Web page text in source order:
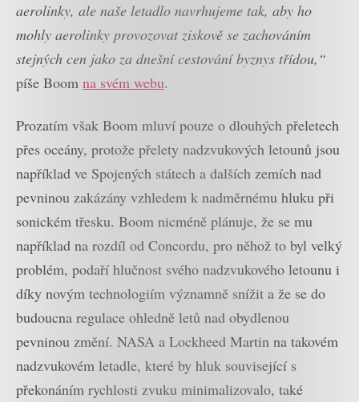
aerolinky, ale naše letadlo navrhujeme tak, aby ho
mohly aerolinky provozovat ziskově se zachováním
stejných cen jako za dnešní cestování byznys třídou,“
píše Boom na svém webu.
Prozatím však Boom mluví pouze o dlouhých přeletech
přes oceány, protože přelety nadzvukových letounů jsou
například ve Spojených státech a dalších zemích nad
pevninou zakázány vzhledem k nadměrnému hluku při
sonickém třesku. Boom nicméně plánuje, že se mu
například na rozdíl od Concordu, pro něhož to byl velký
problém, podaří hlučnost svého nadzvukového letounu i
díky novým technologiím významně snížit a že se do
budoucna regulace ohledně letů nad obydlenou
pevninou změní. NASA a Lockheed Martin na takovém
nadzvukovém letadle, které by hluk související s
překonáním rychlosti zvuku minimalizovalo, také